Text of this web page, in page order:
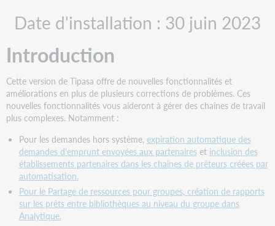
recommandées
administratives
Actions
de
suivi
Nouvelles
fonctionnalités
améliorations
Pour
les
demandes
hors
système,
utilisez
Date d'installation : 30 juin 2023
Introduction
Cette version de Tipasa offre de nouvelles fonctionnalités et
améliorations en plus de plusieurs corrections de problèmes. Ces
nouvelles fonctionnalités vous aideront à gérer des chaînes de travail
plus complexes. Notamment :
Pour les demandes hors système, expiration automatique des
demandes d'emprunt envoyées aux partenaires​ et inclusion des
établissements partenaires dans les chaînes de prêteurs créées par
automatisation.
Pour le Partage de ressources pour groupes, création de rapports
sur les prêts entre bibliothèques au niveau du groupe dans
Analytique.